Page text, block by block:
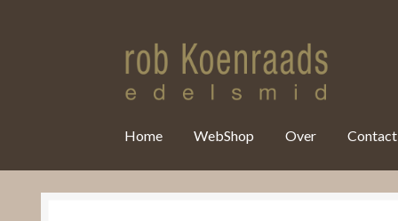
Home WebShop Over Contact